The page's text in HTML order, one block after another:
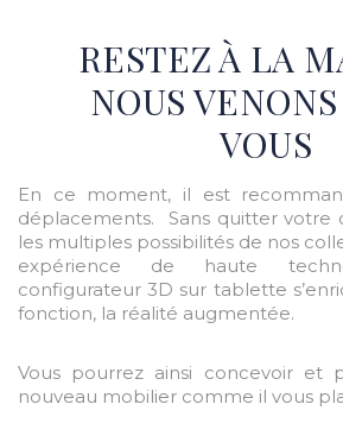
RESTEZ À LA
NOUS
VOUS
En ce moment, il est
déplacements. Sans quitter votre
les multiples possibilités de nos
expérience de haute
configurateur 3D sur tablette
fonction, la réalité augmentée.
Vous pourrez ainsi concevoir et
nouveau mobilier comme il vous